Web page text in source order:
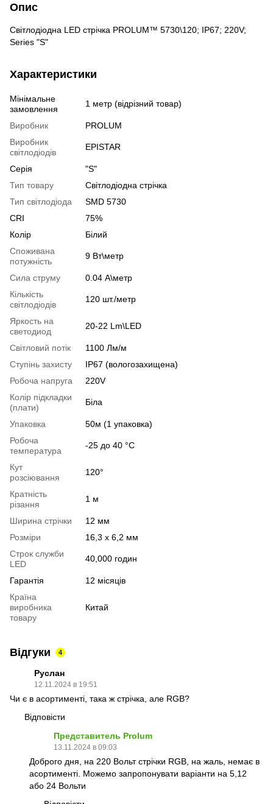
Опис
Світлодіодна LED стрічка PROLUM™ 5730\120; IP67; 220V;
Series "S"
Характеристики
Мінімальне
замовлення
1 метр (відрізний товар)
Виробник
PROLUM
Виробник
світлодіодів
EPISTAR
Серія
"S"
Тип товару
Світлодіодна стрічка
Тип світлодіода
SMD 5730
CRI
75%
Колір
Білий
Споживана
потужність
9 Вт\метр
Сила струму
0.04 А\метр
Кількість
світлодіодів
120 шт./метр
Яркость на
светодиод
20-22 Lm\LED
Світловий потік
1100 Лм/м
Ступінь захисту
IP67 (вологозахищена)
Робоча напруга
220V
Колір підкладки
(плати)
Біла
Упаковка
50м (1 упаковка)
Робоча
температура
-25 до 40 °C
Кут
розсіювання
120°
Кратність
різання
1 м
Ширина стрічки
12 мм
Розміри
16,3 х 6,2 мм
Строк служби
LED
40,000 годин
Гарантія
12 місяців
Країна
виробника
товару
Китай
Відгуки 4
Руслан
12.11.2024 в 19:51
Чи є в асортименті, така ж стрічка, але RGB?
Відповісти
Представитель Prolum
13.11.2024 в 09:03
Доброго дня, на 220 Вольт стрічки RGB, на жаль, немає в
асортименті. Можемо запропонувати варіанти на 5,12
або 24 Вольти